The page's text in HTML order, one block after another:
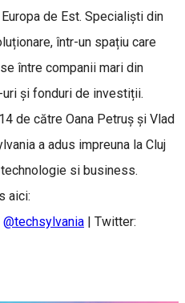
de Est. Specialiști din
într-un spațiu care
între companii mari din
uri și fonduri de investiții.
de către Oana Petruș și Vlad
a adus impreuna la Cluj
si business.
aici:
@techsylvania | Twitter: